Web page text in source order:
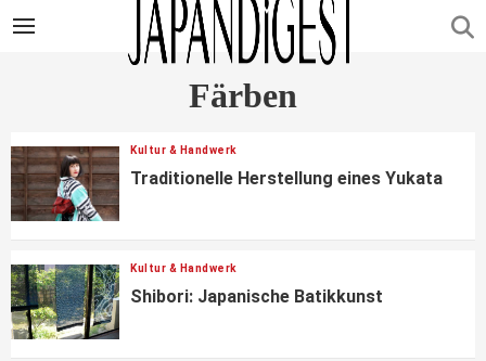
Färben
Kultur & Handwerk
Traditionelle Herstellung eines Yukata
Kultur & Handwerk
Shibori: Japanische Batikkunst